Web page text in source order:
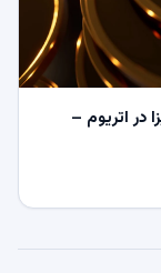
در اتریوم –